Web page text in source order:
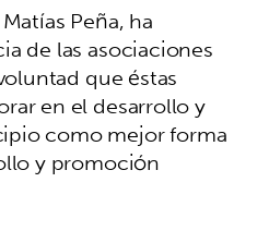
Peña, ha
de las asociaciones
que éstas
en el desarrollo y
como mejor forma
y promoción